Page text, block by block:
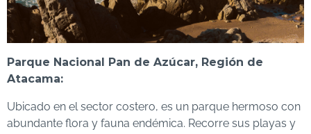
Parque Nacional Pan de Azúcar, Región de
Atacama:
Ubicado en el sector costero, es un parque hermoso con
abundante flora y fauna endémica. Recorre sus playas y